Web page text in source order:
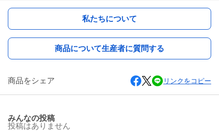
私たちについて
商品について生産者に質問する
商品をシェア リンクをコピー
みんなの投稿
投稿はありません